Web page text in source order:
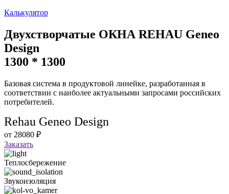
Калькулятор
Двухстворчатые ОКНА REHAU Geneo
Design
1300 * 1300
Базовая система в продуктовой линейке, разработанная в
соответствии с наиболее актуальными запросами российских
потребителей.
Rehau Geneo Design
от 28080 ₽
Заказать
Теплосбережение
Звукоизоляция